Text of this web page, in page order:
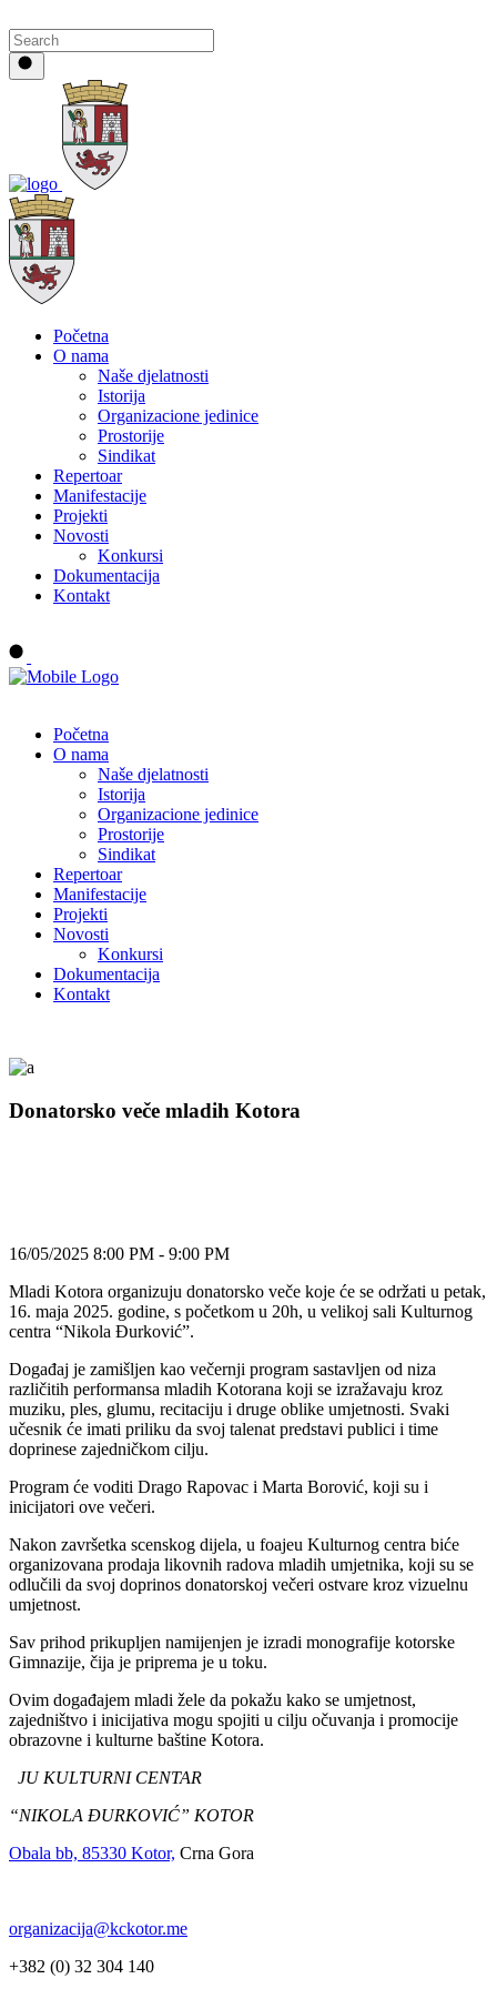
Početna
O nama
Naše djelatnosti
Istorija
Organizacione jedinice
Prostorije
Sindikat
Repertoar
Manifestacije
Projekti
Novosti
Konkursi
Dokumentacija
Kontakt
Početna
O nama
Naše djelatnosti
Istorija
Organizacione jedinice
Prostorije
Sindikat
Repertoar
Manifestacije
Projekti
Novosti
Konkursi
Dokumentacija
Kontakt
Donatorsko veče mladih Kotora
16/05/2025 8:00 PM - 9:00 PM
Mladi Kotora organizuju donatorsko veče koje će se održati u petak,
16. maja 2025. godine, s početkom u 20h, u velikoj sali Kulturnog
centra “Nikola Đurković”.
Događaj je zamišljen kao večernji program sastavljen od niza
različitih performansa mladih Kotorana koji se izražavaju kroz
muziku, ples, glumu, recitaciju i druge oblike umjetnosti. Svaki
učesnik će imati priliku da svoj talenat predstavi publici i time
doprinese zajedničkom cilju.
Program će voditi Drago Rapovac i Marta Borović, koji su i
inicijatori ove večeri.
Nakon završetka scenskog dijela, u foajeu Kulturnog centra biće
organizovana prodaja likovnih radova mladih umjetnika, koji su se
odlučili da svoj doprinos donatorskoj večeri ostvare kroz vizuelnu
umjetnost.
Sav prihod prikupljen namijenjen je izradi monografije kotorske
Gimnazije, čija je priprema je u toku.
Ovim događajem mladi žele da pokažu kako se umjetnost,
zajedništvo i inicijativa mogu spojiti u cilju očuvanja i promocije
obrazovne i kulturne baštine Kotora.
JU KULTURNI CENTAR
“NIKOLA ĐURKOVIĆ” KOTOR
Obala bb, 85330 Kotor, Crna Gora
organizacija@kckotor.me
+382 (0) 32 304 140